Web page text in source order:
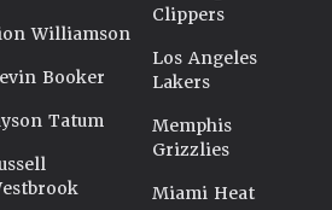
Williamson
Booker
Tatum
Clippers
Los Angeles
Lakers
Memphis
Grizzlies
Miami Heat